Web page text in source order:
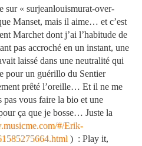
sur « surjeanlouismurat-over-
Manset, mais il aime… et c’est
Marchet dont j’ai l’habitude de
pas accroché en un instant, une
laissé dans une neutralité qui
pour un guérillo du Sentier
prêté l’oreille… Et il ne me
pas vous faire la bio et une
ça que je bosse… Juste la
#/Erik-
) : Play it,